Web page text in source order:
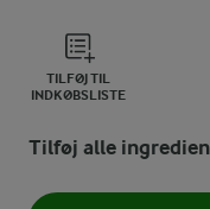
TILFØJ TIL
INDKØBSLISTE
Tilføj alle